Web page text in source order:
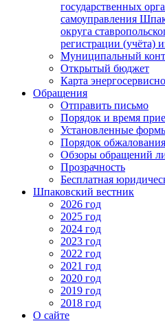
государственных
самоуправления
округа
регистрации (учёта)
Муниципальный
Открытый бюджет
Карта
Обращения
Отправить письмо
Порядок и время
Установленные
Порядок обжалования
Обзоры обращений
Прозрачность
Бесплатная
Шпаковский вестник
2026 год
2025 год
2024 год
2023 год
2022 год
2021 год
2020 год
2019 год
2018 год
О сайте